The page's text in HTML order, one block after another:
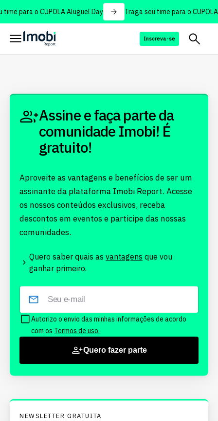
para o CUPOLA Aluguel Day Traga seu time para o
Inscreva-se
Assine e faça parte da
comunidade Imobi! É
gratuito!
Aproveite as vantagens e benefícios de ser um
assinante da plataforma Imobi Report. Acesse
os nossos conteúdos exclusivos, receba
descontos em eventos e participe das nossas
comunidades.
Quero saber quais as vantagens que vou
ganhar primeiro.
Autorizo o envio das minhas informações de acordo
com os Termos de uso.
Quero fazer parte
NEWSLETTER GRATUITA